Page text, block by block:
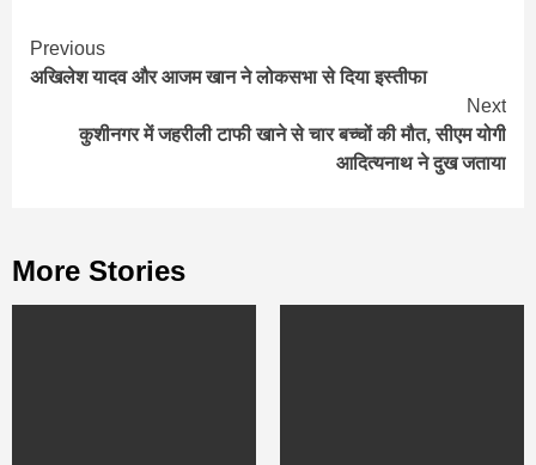
Continue
Reading
Previous
अखिलेश यादव और आजम खान ने लोकसभा से दिया इस्तीफा
Next
कुशीनगर में जहरीली टाफी खाने से चार बच्‍चों की मौत, सीएम योगी
आद‍ित्‍यनाथ ने दुख जताया
More Stories